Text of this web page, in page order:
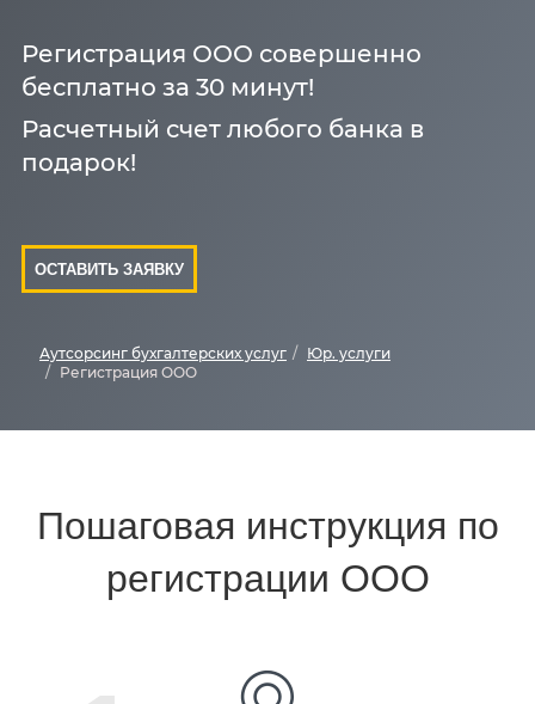
Регистрация ООО совершенно
бесплатно за 30 минут!
Расчетный счет любого банка в
подарок!
ОСТАВИТЬ ЗАЯВКУ
Аутсорсинг бухгалтерских услуг
Юр. услуги
Регистрация ООО
Пошаговая инструкция по
регистрации ООО